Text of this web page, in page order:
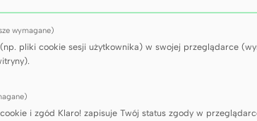
wymagane)
pliki cookie sesji użytkownika) w swojej przeglądarce
i zgód Klaro! zapisuje Twój status zgody w